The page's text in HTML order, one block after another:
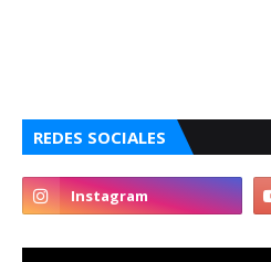
REDES SOCIALES